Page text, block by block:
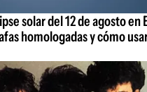
solar del 12 de agosto en
homologadas y cómo